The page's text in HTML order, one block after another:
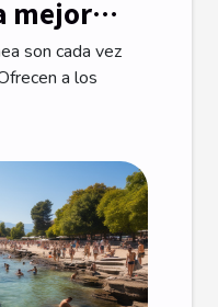
mejor
son cada vez
a los